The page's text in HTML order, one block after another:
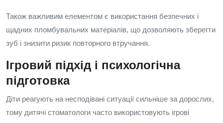
Також важливим елементом є використання безпечних і
щадних пломбувальних матеріалів, що дозволяють зберегти
зуб і знизити ризик повторного втручання.
Ігровий підхід і психологічна
підготовка
Діти реагують на несподівані ситуації сильніше за дорослих,
тому дитячі стоматологи часто використовують ігрові